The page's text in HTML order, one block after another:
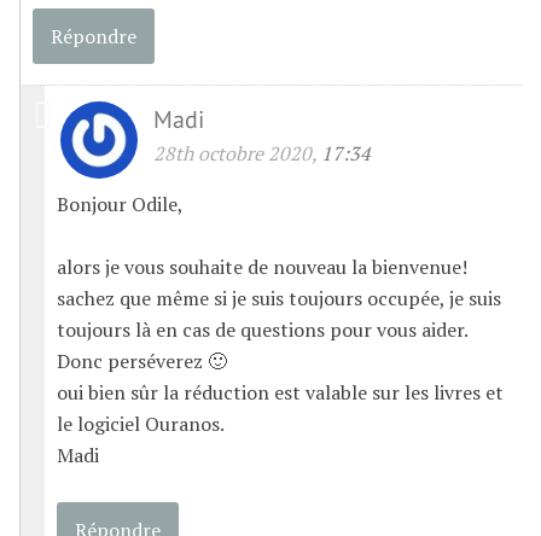
Répondre
Madi
28th octobre 2020, 17:34
Bonjour Odile,
alors je vous souhaite de nouveau la bienvenue!
sachez que même si je suis toujours occupée, je suis
toujours là en cas de questions pour vous aider.
Donc perséverez 🙂
oui bien sûr la réduction est valable sur les livres et
le logiciel Ouranos.
Madi
Répondre